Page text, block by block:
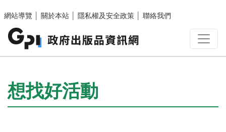
網站導覽
關於本站 隱私權及安全政策 聯絡我們
:::
想找好活動